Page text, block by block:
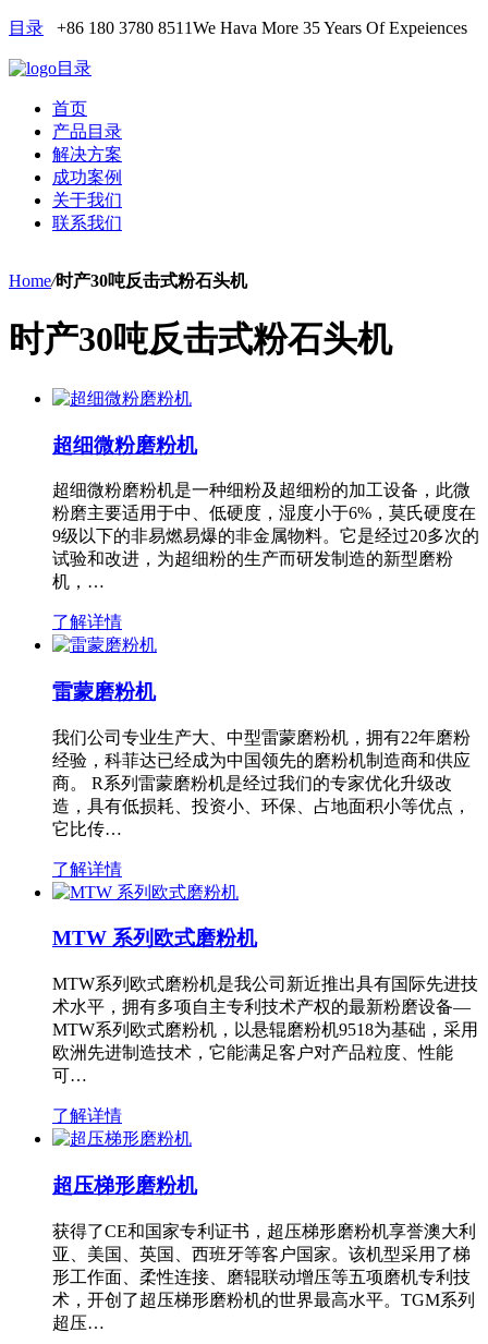
目录 +86 180 3780 8511We Hava More 35 Years Of Expeiences
目录
首页
产品目录
解决方案
成功案例
关于我们
联系我们
Home/时产30吨反击式粉石头机
时产30吨反击式粉石头机
超细微粉磨粉机
超细微粉磨粉机是一种细粉及超细粉的加工设备，此微
粉磨主要适用于中、低硬度，湿度小于6%，莫氏硬度在
9级以下的非易燃易爆的非金属物料。它是经过20多次的
试验和改进，为超细粉的生产而研发制造的新型磨粉
机，…
了解详情
雷蒙磨粉机
我们公司专业生产大、中型雷蒙磨粉机，拥有22年磨粉
经验，科菲达已经成为中国领先的磨粉机制造商和供应
商。 R系列雷蒙磨粉机是经过我们的专家优化升级改
造，具有低损耗、投资小、环保、占地面积小等优点，
它比传…
了解详情
MTW 系列欧式磨粉机
MTW系列欧式磨粉机是我公司新近推出具有国际先进技
术水平，拥有多项自主专利技术产权的最新粉磨设备—
MTW系列欧式磨粉机，以悬辊磨粉机9518为基础，采用
欧洲先进制造技术，它能满足客户对产品粒度、性能
可…
了解详情
超压梯形磨粉机
获得了CE和国家专利证书，超压梯形磨粉机享誉澳大利
亚、美国、英国、西班牙等客户国家。该机型采用了梯
形工作面、柔性连接、磨辊联动增压等五项磨机专利技
术，开创了超压梯形磨粉机的世界最高水平。TGM系列
超压…